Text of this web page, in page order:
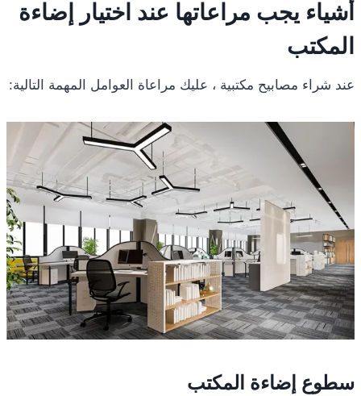
أشياء يجب مراعاتها عند اختيار إضاءة
المكتب
عند شراء مصابيح مكتبية ، عليك مراعاة العوامل المهمة التالية:
سطوع إضاءة المكتب